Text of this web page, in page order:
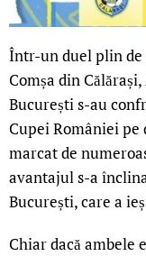
Într-un duel plin de
Comșa din
București s-au
Cupei României pe
marcat de
avantajul s-a
București, care a
Chiar dacă ambele